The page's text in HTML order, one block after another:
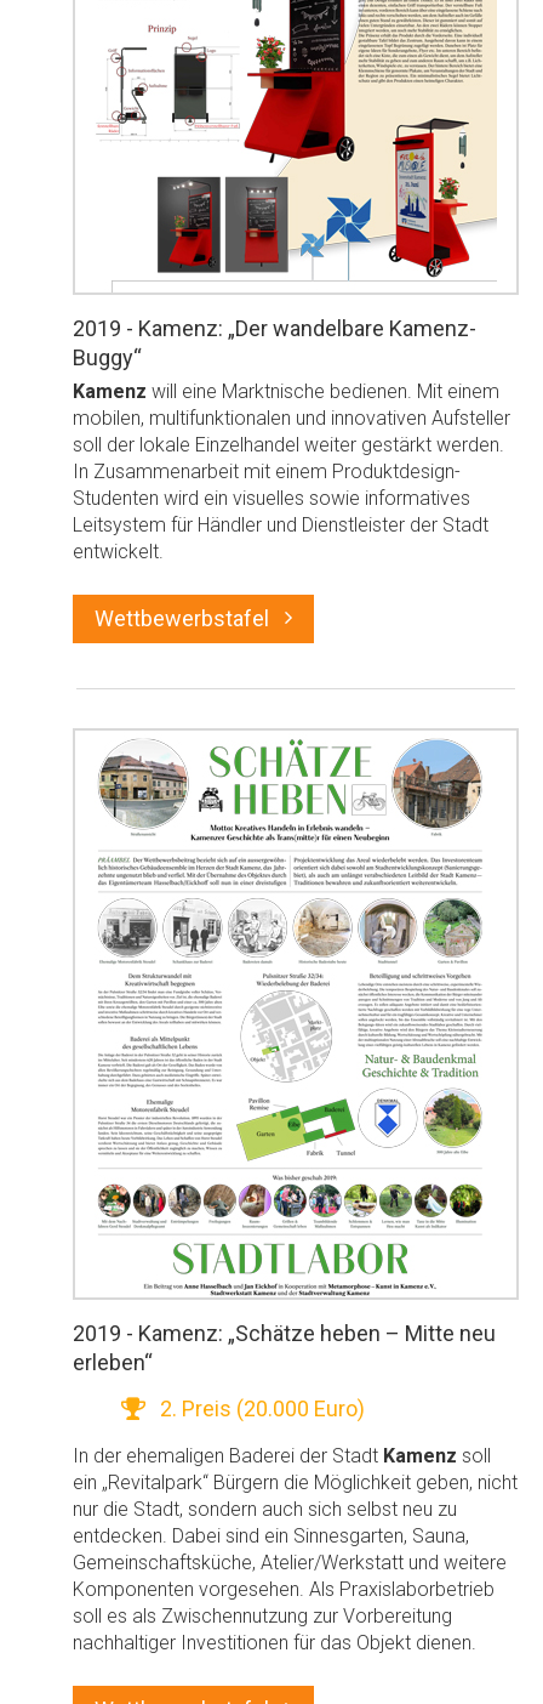
2019 - Kamenz: „Der wandelbare Kamenz-
Buggy“
Kamenz will eine Marktnische bedienen. Mit einem
mobilen, multifunktionalen und innovativen Aufsteller
soll der lokale Einzelhandel weiter gestärkt werden.
In Zusammenarbeit mit einem Produktdesign-
Studenten wird ein visuelles sowie informatives
Leitsystem für Händler und Dienstleister der Stadt
entwickelt.
Wettbewerbstafel
2019 - Kamenz: „Schätze heben – Mitte neu
erleben“
2. Preis (20.000 Euro)
In der ehemaligen Baderei der Stadt Kamenz soll
ein „Revitalpark“ Bürgern die Möglichkeit geben, nicht
nur die Stadt, sondern auch sich selbst neu zu
entdecken. Dabei sind ein Sinnesgarten, Sauna,
Gemeinschaftsküche, Atelier/Werkstatt und weitere
Komponenten vorgesehen. Als Praxislaborbetrieb
soll es als Zwischennutzung zur Vorbereitung
nachhaltiger Investitionen für das Objekt dienen.